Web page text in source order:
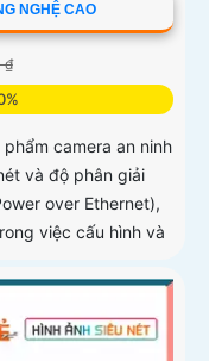
NGHỆ CAO
₫
phẩm camera an ninh
và độ phân giải
over Ethernet),
việc cấu hình và